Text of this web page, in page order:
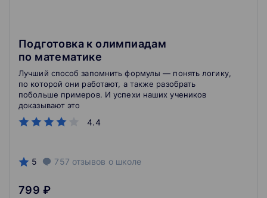
Подготовка к олимпиадам
по математике
4.4
Лучший способ запомнить формулы — понять логику,
по которой они работают, а также разобрать
побольше примеров. И успехи наших учеников
доказывают это
5 757 отзывов о школе
799 ₽